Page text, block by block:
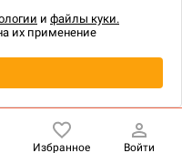
Избранное Войти
и файлы куки.
их применение